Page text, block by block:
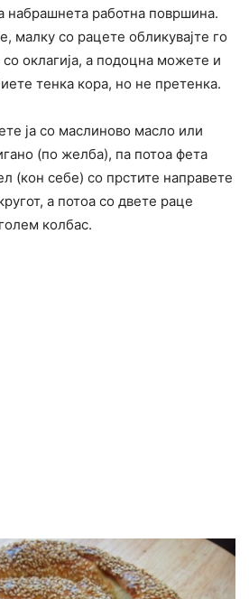
набрашнета работна површина.
малку со рацете обликувајте го
оклагија, а подоцна можете и
тенка кора, но не претенка.
ја со маслиново масло или
(по желба), па потоа фета
(кон себе) со прстите направете
а потоа со двете раце
колбас.